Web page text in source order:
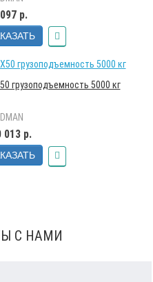
р.
грузоподъемность 5000 кг
013 р.
С НАМИ